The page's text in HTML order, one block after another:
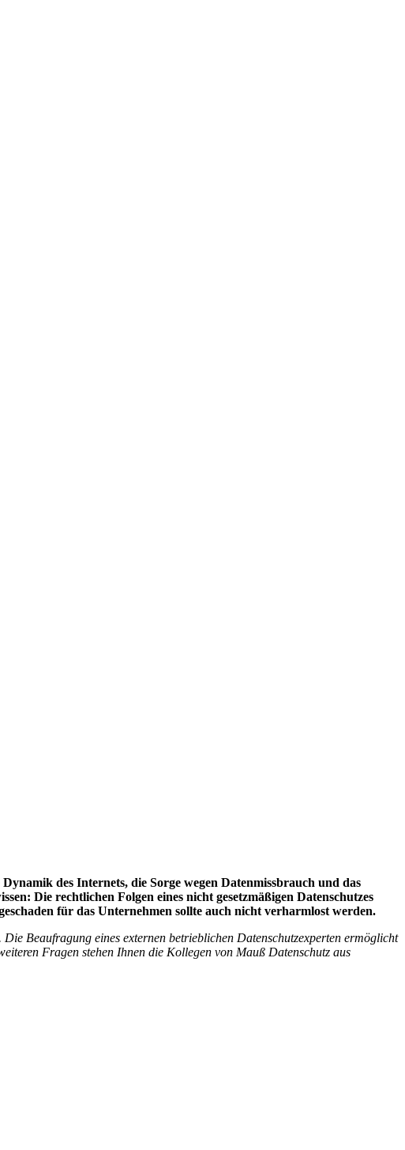
des Internets, die Sorge wegen Datenmissbrauch und das
Die rechtlichen Folgen eines nicht gesetzmäßigen Datenschutzes
für das Unternehmen sollte auch nicht verharmlost werden.
Beaufragung eines externen betrieblichen Datenschutzexperten ermöglicht
Fragen stehen Ihnen die Kollegen von Mauß Datenschutz aus